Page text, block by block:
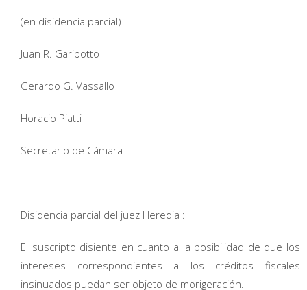
(en disidencia parcial)
Juan R. Garibotto
Gerardo G. Vassallo
Horacio Piatti
Secretario de Cámara
Disidencia parcial del juez Heredia :
El suscripto disiente en cuanto a la posibilidad de que los
intereses correspondientes a los créditos fiscales
insinuados puedan ser objeto de morigeración.